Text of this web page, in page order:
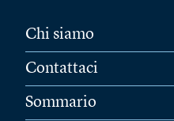
Chi siamo
Contattaci
Sommario